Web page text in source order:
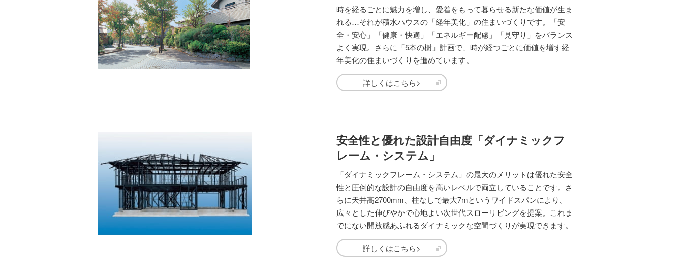
時を経るごとに魅力を増し、愛着をもって暮らせる新たな価値が生ま
れる…それが積水ハウスの「経年美化」の住まいづくりです。「安
全・安心」「健康・快適」「エネルギー配慮」「見守り」をバランス
よく実現。さらに「5本の樹」計画で、時が経つごとに価値を増す経
年美化の住まいづくりを進めています。
詳しくはこちら>
安全性と優れた設計自由度「ダイナミックフ
レーム・システム」
「ダイナミックフレーム・システム」の最大のメリットは優れた安全
性と圧倒的な設計の自由度を高いレベルで両立していることです。さ
らに天井高2700mm、柱なしで最大7mというワイドスパンにより、
広々とした伸びやかで心地よい次世代スローリビングを提案。これま
でにない開放感あふれるダイナミックな空間づくりが実現できます。
詳しくはこちら>